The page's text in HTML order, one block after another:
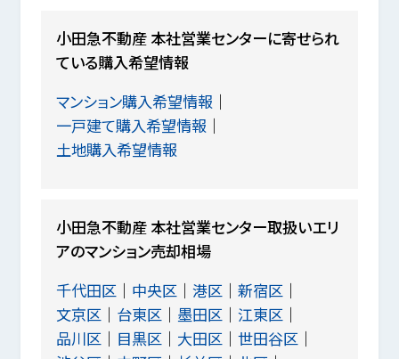
小田急不動産 本社営業センターに寄せられ
ている購入希望情報
マンション購入希望情報
一戸建て購入希望情報
土地購入希望情報
小田急不動産 本社営業センター取扱いエリ
アのマンション売却相場
千代田区
中央区 港区
新宿区
文京区
台東区 墨田区
江東区
品川区
目黒区 大田区
世田谷区